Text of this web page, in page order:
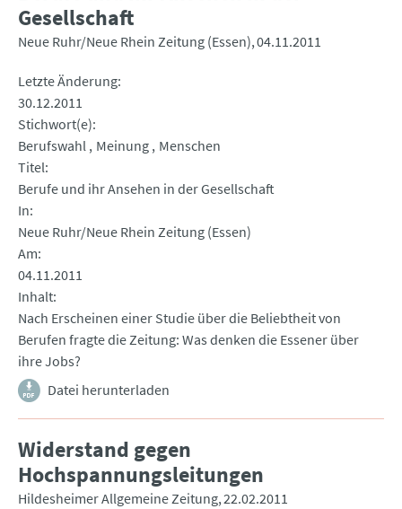
Gesellschaft
Neue Ruhr/Neue Rhein Zeitung (Essen) 04.11.2011
Letzte Änderung
30.12.2011
Stichwort(e)
Berufswahl Meinung Menschen
Titel
Berufe und ihr Ansehen in der Gesellschaft
In
Neue Ruhr/Neue Rhein Zeitung (Essen)
Am
04.11.2011
Inhalt
Nach Erscheinen einer Studie über die Beliebtheit von
Berufen fragte die Zeitung: Was denken die Essener über
ihre Jobs?
Datei herunterladen
Widerstand gegen
Hochspannungsleitungen
Hildesheimer Allgemeine Zeitung 22.02.2011